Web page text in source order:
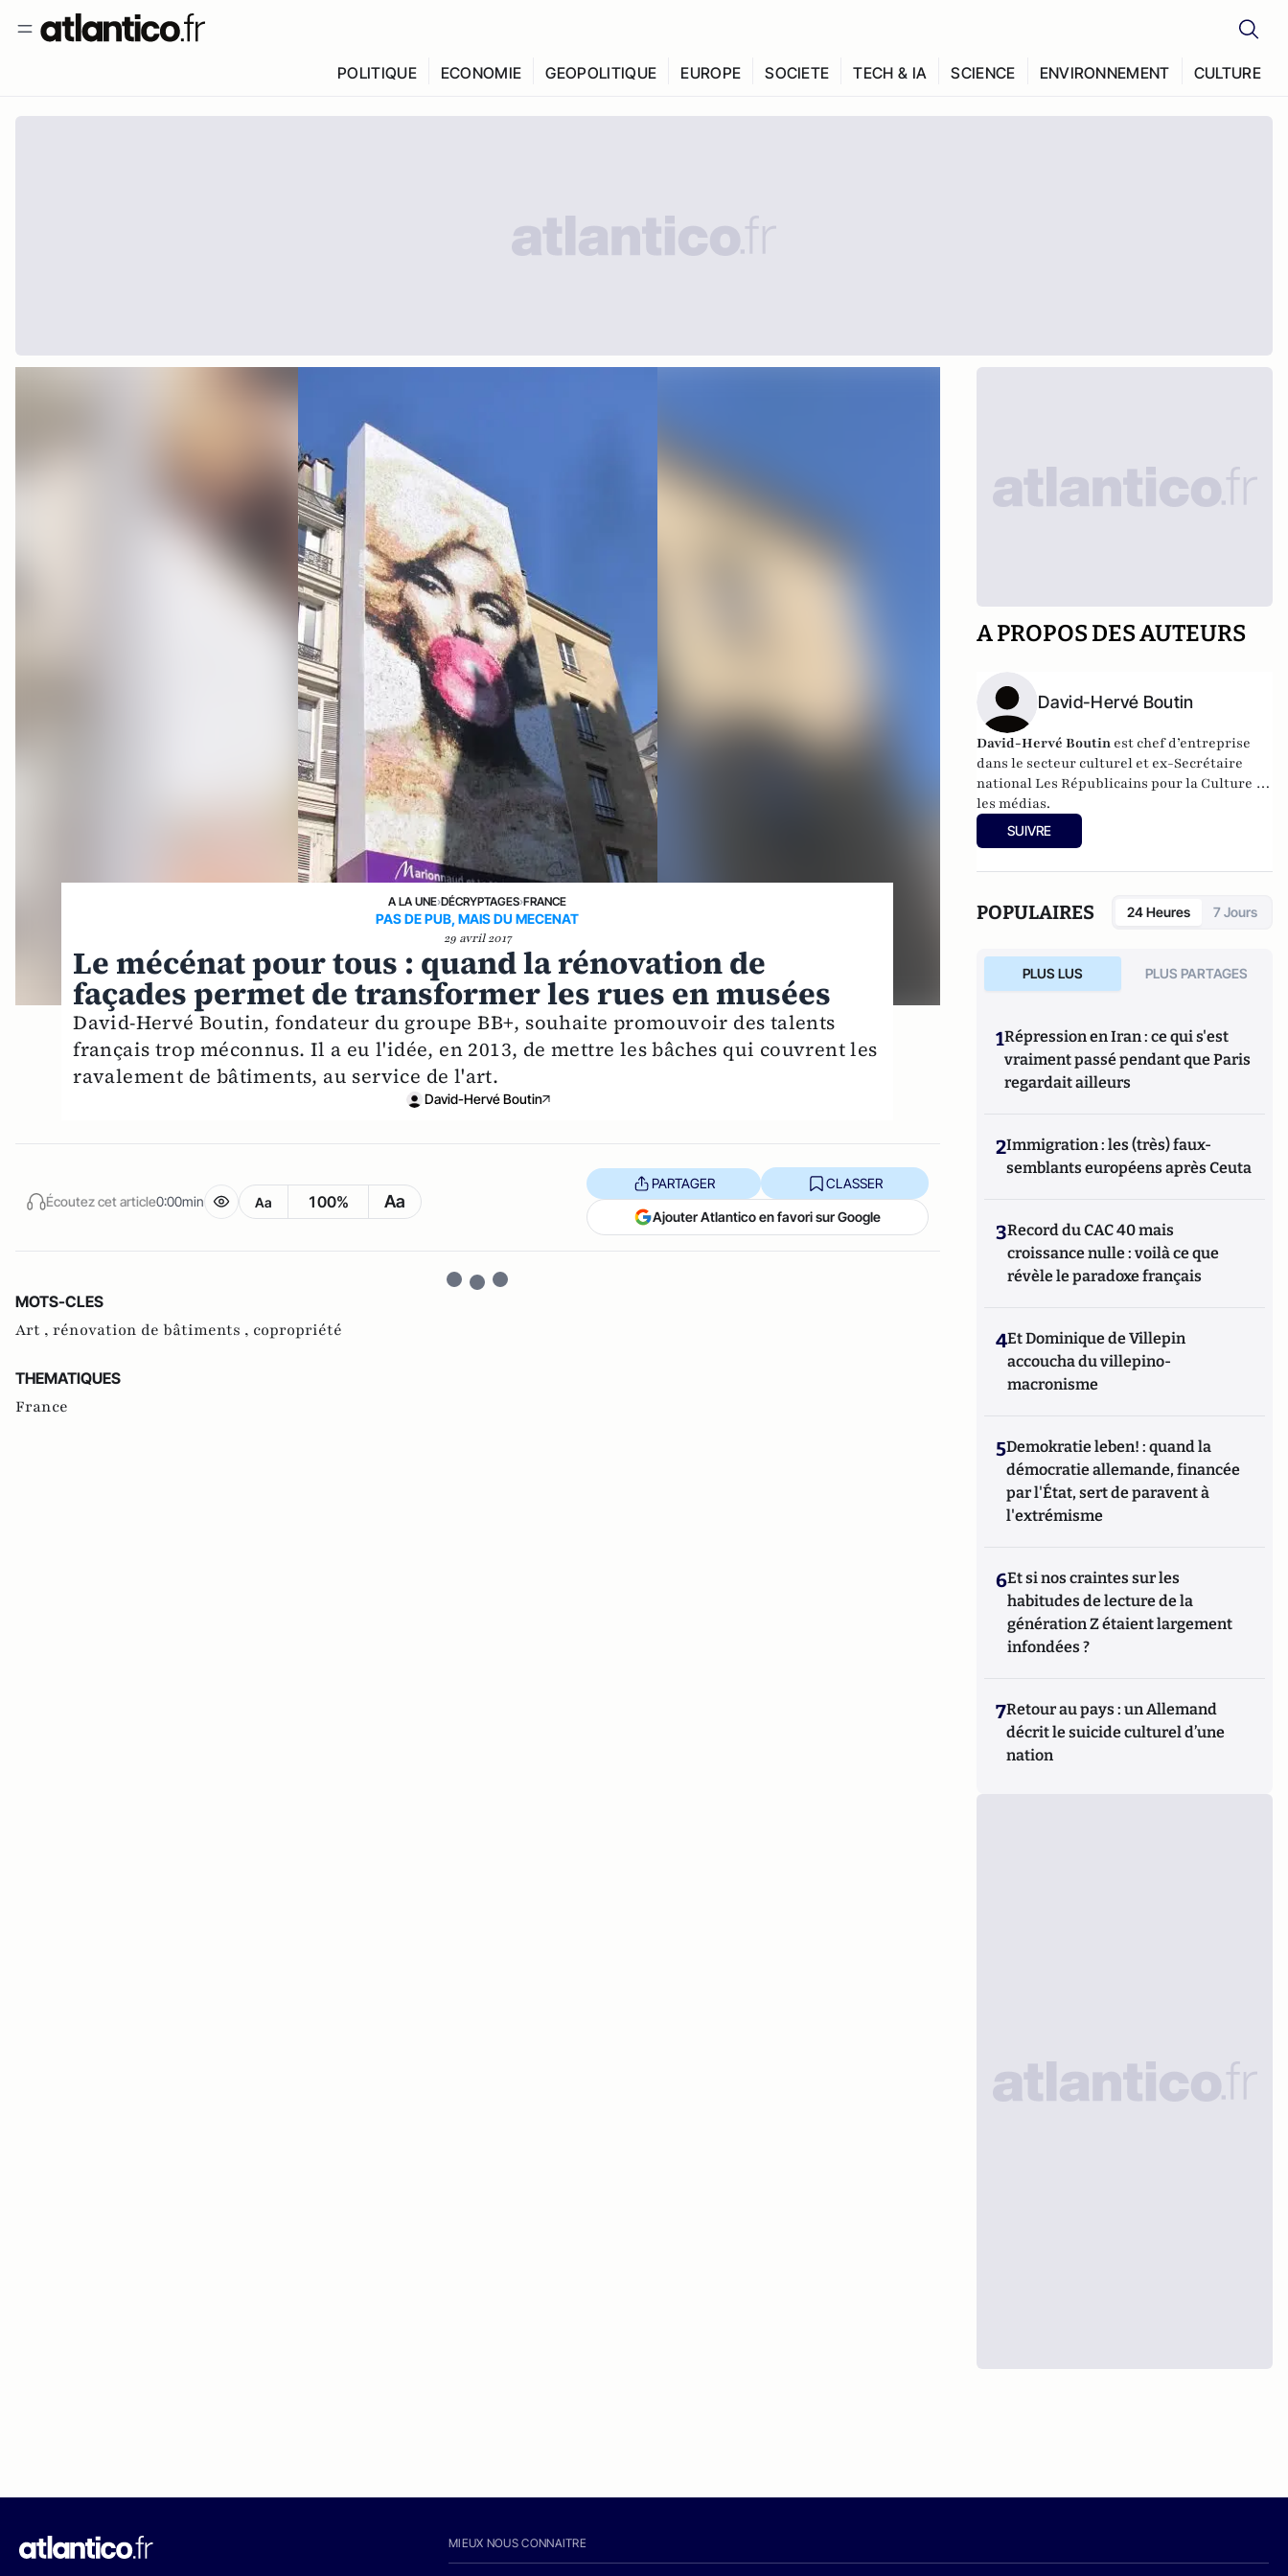
POLITIQUE ECONOMIE GEOPOLITIQUE EUROPE SOCIETE TECH & IA SCIENCE ENVIRONNEMENT CULTURE
A LA UNE›DÉCRYPTAGES›FRANCE
PAS DE PUB, MAIS DU MECENAT
29 avril 2017
Le mécénat pour tous : quand la rénovation de
façades permet de transformer les rues en musées
David-Hervé Boutin, fondateur du groupe BB+, souhaite promouvoir des talents
français trop méconnus. Il a eu l'idée, en 2013, de mettre les bâches qui couvrent les
ravalement de bâtiments, au service de l'art.
David-Hervé Boutin
Écoutez cet article0:00min Aa 100% Aa
PARTAGER CLASSER
Ajouter Atlantico en favori sur Google
MOTS-CLES
Art , rénovation de bâtiments , copropriété
THEMATIQUES
France
A PROPOS DES AUTEURS
David-Hervé Boutin
David-Hervé Boutin est chef d’entreprise
dans le secteur culturel et ex-Secrétaire
national Les Républicains pour la Culture et
les médias.
SUIVRE
POPULAIRES 24 Heures 7 Jours
PLUS LUS PLUS PARTAGES
1Répression en Iran : ce qui s'est
vraiment passé pendant que Paris
regardait ailleurs
2Immigration : les (très) faux-
semblants européens après Ceuta
3Record du CAC 40 mais
croissance nulle : voilà ce que
révèle le paradoxe français
4Et Dominique de Villepin
accoucha du villepino-
macronisme
5Demokratie leben! : quand la
démocratie allemande, financée
par l'État, sert de paravent à
l'extrémisme
6Et si nos craintes sur les
habitudes de lecture de la
génération Z étaient largement
infondées ?
7Retour au pays : un Allemand
décrit le suicide culturel d’une
nation
MIEUX NOUS CONNAITRE